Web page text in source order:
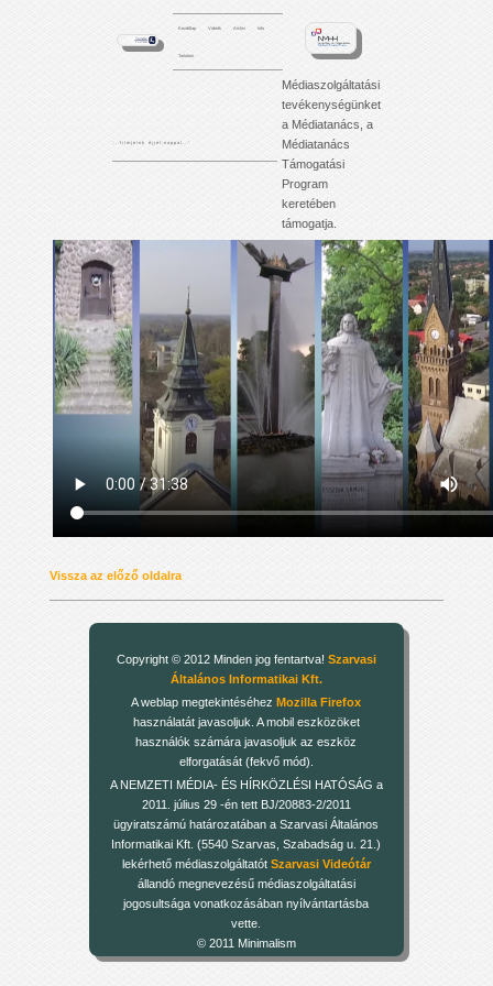
Kezdőlap Videók Archív Info
Tartalom
'. . . f i l m j e i n k é j j e l - n a p p a l . . .'
Médiaszolgáltatási
tevékenységünket
a Médiatanács, a
Médiatanács
Támogatási
Program
keretében
támogatja.
Vissza az előző oldalra
Copyright © 2012 Minden jog fentartva! Szarvasi
Általános Informatikai Kft.
A weblap megtekintéséhezMozilla Firefox
használatát javasoljuk. A mobil eszközöket
használók számára javasoljuk az eszköz
elforgatását (fekvő mód).
A NEMZETI MÉDIA- ÉS HÍRKÖZLÉSI HATÓSÁG a
2011. július 29 -én tett BJ/20883-2/2011
ügyiratszámú határozatában a Szarvasi Általános
Informatikai Kft. (5540 Szarvas, Szabadság u. 21.)
lekérhető médiaszolgáltatót Szarvasi Videótár
állandó megnevezésű médiaszolgáltatási
jogosultsága vonatkozásában nyílvántartásba
vette.
© 2011 Minimalism